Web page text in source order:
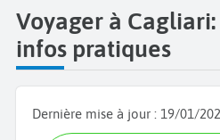
Voyager à
infos pratiques
Dernière mise à jour : 19/01/